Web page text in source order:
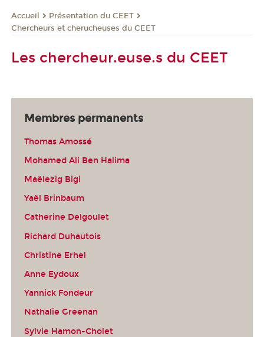
Accueil
Présentation du CEET
Chercheurs et cherucheuses du CEET
Les chercheur.euse.s du CEET
Membres permanents
Thomas Amossé
Mohamed Ali Ben Halima
Maëlezig Bigi
Yaël Brinbaum
Catherine Delgoulet
Richard Duhautois
Christine Erhel
Anne Eydoux
Yannick Fondeur
Nathalie Greenan
Sylvie Hamon-Cholet